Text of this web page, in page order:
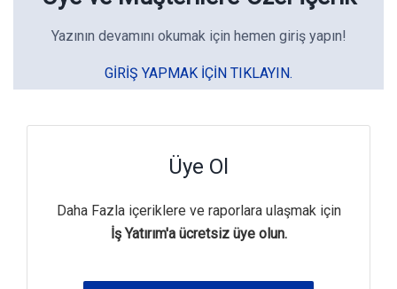
Yazının devamını okumak için hemen giriş yapın!
GIRIŞ YAPMAK IÇIN TIKLAYIN.
Üye Ol
Daha Fazla içeriklere ve raporlara ulaşmak için
İş Yatırım'a ücretsiz üye olun.